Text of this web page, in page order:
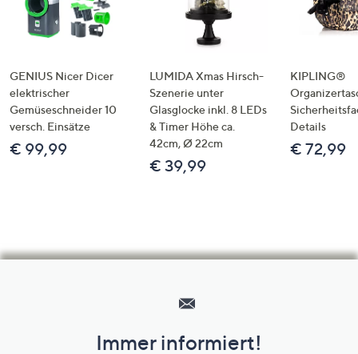
GENIUS Nicer Dicer
elektrischer
Gemüseschneider 10
versch. Einsätze
€ 99,99
LUMIDA Xmas Hirsch-
Szenerie unter
Glasglocke inkl. 8 LEDs
& Timer Höhe ca.
42cm, Ø 22cm
€ 39,99
KIPLING®
Details
€ 72,99
Unternehmensinformationen
Immer informiert!